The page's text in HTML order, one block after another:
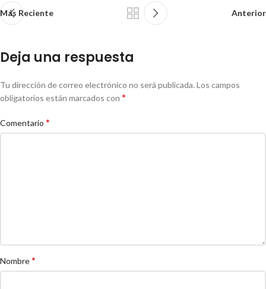
Más Reciente Anterior
Deja una respuesta
Tu dirección de correo electrónico no será publicada. Los campos
obligatorios están marcados con *
Comentario *
Nombre*